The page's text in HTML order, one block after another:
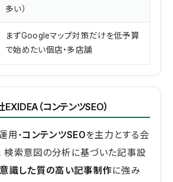
多い）
まずGoogleマップ対策だけを低予算
で始めたい個店・多店舗
（コンテンツSEO）
用・コンテンツSEOを主力とする会
検索意図の分析に基づいた記事設
識した質の高い記事制作に強み